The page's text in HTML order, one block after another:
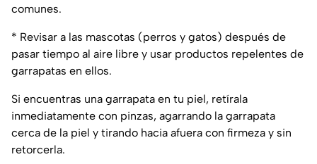
comunes.
* Revisar a las mascotas (perros y gatos) después de
pasar tiempo al aire libre y usar productos repelentes de
garrapatas en ellos.
Si encuentras una garrapata en tu piel, retírala
inmediatamente con pinzas, agarrando la garrapata
cerca de la piel y tirando hacia afuera con firmeza y sin
retorcerla.